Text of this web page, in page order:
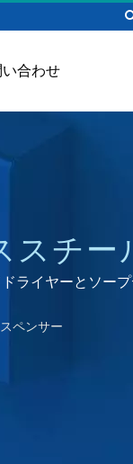
合わせ
チー
ライヤーとソー
ペンサー